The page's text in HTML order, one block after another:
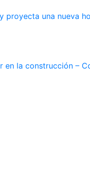
una nueva
en la construcción –